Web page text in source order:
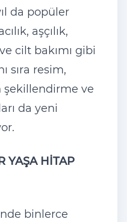
da popüler
aşçılık,
cilt bakımı gibi
sıra resim,
şekillendirme ve
da yeni
YAŞA HİTAP
binlerce